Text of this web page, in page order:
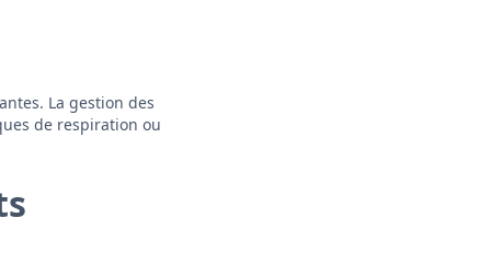
La gestion des
de respiration ou